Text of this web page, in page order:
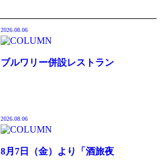
2026.08.06
ブルワリー併設レストラン
2026.08.06
8月7日（金）より「酒旅夜